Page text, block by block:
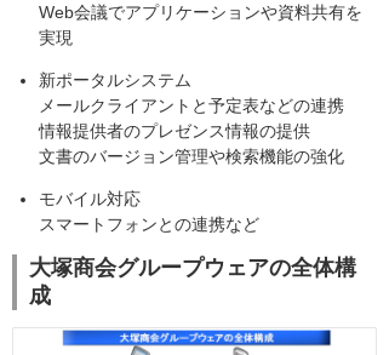
Web会議でアプリケーションや資料共有を
実現
新ポータルシステム
メールクライアントと予定表などの連携
情報提供者のプレゼンス情報の提供
文書のバージョン管理や検索機能の強化
モバイル対応
スマートフォンとの連携など
大塚商会グループウェアの全体構
成